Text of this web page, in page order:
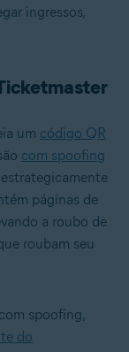
ingressos,
um código QR
com spoofing
páginas de
a roubo de
roubam seu
spoofing,
do